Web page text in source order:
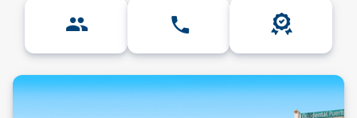
die weißen Sandstrände laden zum Sonnenbad ein. In
exklusiven 5-Sterne-Hotels, die direkt am Strand liegen, wird
Ihnen jeder Wunsch von den Augen abgelesen. Immergrüne
exotischen Pflanzen umgeben das elegante Hotelgebäude
und die weitläufigen Poolanlagen. Die Zimmer und Suiten